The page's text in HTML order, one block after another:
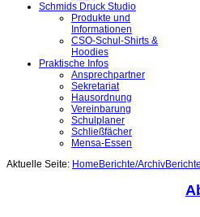
Schmids Druck Studio
Produkte und
Informationen
CSO-Schul-Shirts &
Hoodies
Praktische Infos
Ansprechpartner
Sekretariat
Hausordnung
Vereinbarung
Schulplaner
Schließfächer
Mensa-Essen
Aktuelle Seite: Home Berichte/Archiv